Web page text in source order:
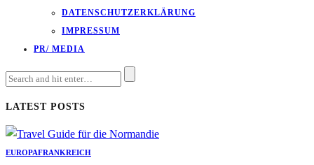
DATENSCHUTZERKLÄRUNG
IMPRESSUM
PR/ MEDIA
LATEST POSTS
EUROPAFRANKREICH